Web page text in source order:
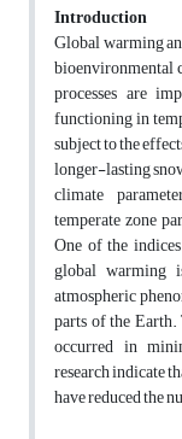
Introduction
Global warming
bioenvironmental
processes are
functioning in
subject to the
longer-lasting
climate
temperate zone
One of the
global warming
atmospheric
parts of the Earth.
occurred in
research indicate
have reduced the